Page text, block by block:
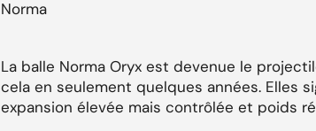
Norma
La balle Norma Oryx est devenue le
cela en seulement quelques années. Elles
expansion élevée mais contrôlée et poids